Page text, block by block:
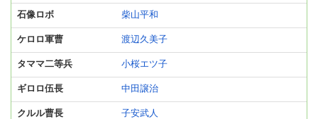
石像ロボ 柴山平和
ケロロ軍曹 渡辺久美子
タママ二等兵 小桜エツ子
ギロロ伍長 中田譲治
クルル曹長 子安武人